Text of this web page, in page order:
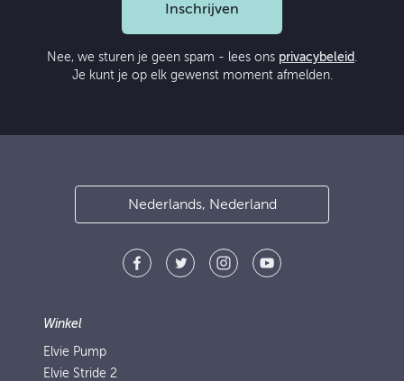
Inschrijven
Nee, we sturen je geen spam - lees ons privacybeleid .
Je kunt je op elk gewenst moment afmelden.
Nederlands, Nederland
Winkel
Elvie Pump
Elvie Stride 2